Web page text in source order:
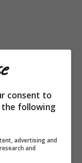
consent to
following
advertising and
and